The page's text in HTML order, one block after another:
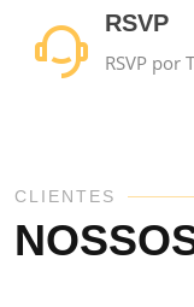
RSVP
RSVP por
CLIENTES